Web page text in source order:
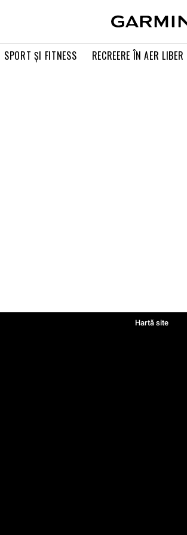
SPORT ŞI FITNESS RECREERE ÎN AER LIBER
Hartă site